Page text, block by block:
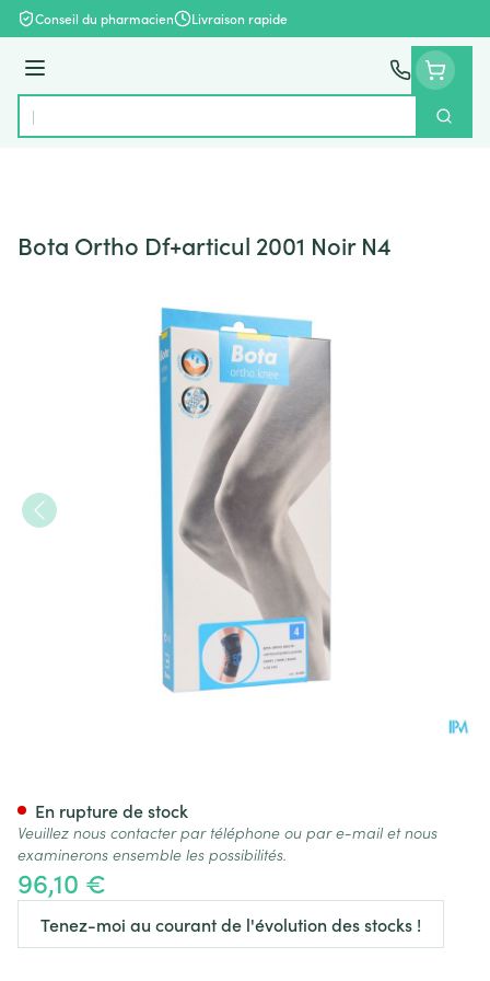
Aller au contenu
Conseil du pharmacien Livraison rapide
Menu
Rechercher
Bota Ortho Df+articul 2001 Noir N4
96,10 €
Tenez-moi au courant de l'évolution des stocks !
En rupture de stock
Veuillez nous contacter par téléphone ou par e-mail et nous
examinerons ensemble les possibilités.